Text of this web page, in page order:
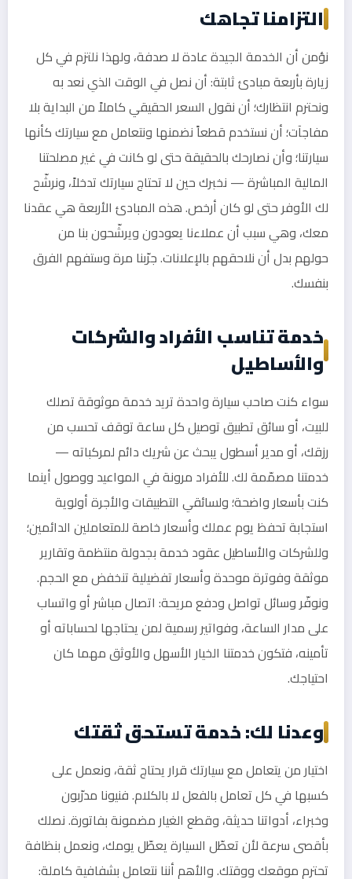
التزامنا تجاهك
نؤمن أن الخدمة الجيدة عادة لا صدفة، ولهذا نلتزم في كل
زيارة بأربعة مبادئ ثابتة: أن نصل في الوقت الذي نعد به
ونحترم انتظارك؛ أن نقول السعر الحقيقي كاملاً من البداية بلا
مفاجآت؛ أن نستخدم قطعاً نضمنها ونتعامل مع سيارتك كأنها
سيارتنا؛ وأن نصارحك بالحقيقة حتى لو كانت في غير مصلحتنا
المالية المباشرة — نخبرك حين لا تحتاج سيارتك تدخلاً، ونرشّح
لك الأوفر حتى لو كان أرخص. هذه المبادئ الأربعة هي عقدنا
معك، وهي سبب أن عملاءنا يعودون ويرشّحون بنا من
حولهم بدل أن نلاحقهم بالإعلانات. جرّبنا مرة وستفهم الفرق
بنفسك.
خدمة تناسب الأفراد والشركات
والأساطيل
سواء كنت صاحب سيارة واحدة تريد خدمة موثوقة تصلك
للبيت، أو سائق تطبيق توصيل كل ساعة توقف تحسب من
رزقك، أو مدير أسطول يبحث عن شريك دائم لمركباته —
خدمتنا مصمّمة لك. للأفراد مرونة في المواعيد ووصول أينما
كنت بأسعار واضحة؛ ولسائقي التطبيقات والأجرة أولوية
استجابة تحفظ يوم عملك وأسعار خاصة للمتعاملين الدائمين؛
وللشركات والأساطيل عقود خدمة بجدولة منتظمة وتقارير
موثقة وفوترة موحدة وأسعار تفضيلية تنخفض مع الحجم.
ونوفّر وسائل تواصل ودفع مريحة: اتصال مباشر أو واتساب
على مدار الساعة، وفواتير رسمية لمن يحتاجها لحساباته أو
تأمينه، فتكون خدمتنا الخيار الأسهل والأوثق مهما كان
احتياجك.
وعدنا لك: خدمة تستحق ثقتك
اختيار من يتعامل مع سيارتك قرار يحتاج ثقة، ونعمل على
كسبها في كل تعامل بالفعل لا بالكلام. فنيونا مدرّبون
وخبراء، أدواتنا حديثة، وقطع الغيار مضمونة بفاتورة. نصلك
بأقصى سرعة لأن تعطّل السيارة يعطّل يومك، ونعمل بنظافة
تحترم موقعك ووقتك. والأهم أننا نتعامل بشفافية كاملة: